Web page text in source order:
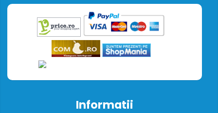
Informatii